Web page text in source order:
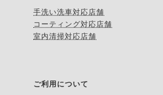
手洗い洗車対応店舗
コーティング対応店舗
室内清掃対応店舗
ご利用について